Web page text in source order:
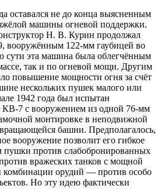
оставался не до конца выясненным
машины огневой поддержки.
Н. В. Курин продолжал
вооружённым 122-мм гаубицей во
эта машина была облегчённым
так и по огневой мощи. Другим
повышение мощности огня за счёт
нескольких пушек малого или
1942 года был испытан
КВ-7 с вооружением из одной 76-мм
монтировке в неподвижной
башни. Предполагалось,
вооружение позволит его гибкое
против слабобронированных
вражеских танков с мощной
комбинации орудий — против особо
Но эту идею фактически